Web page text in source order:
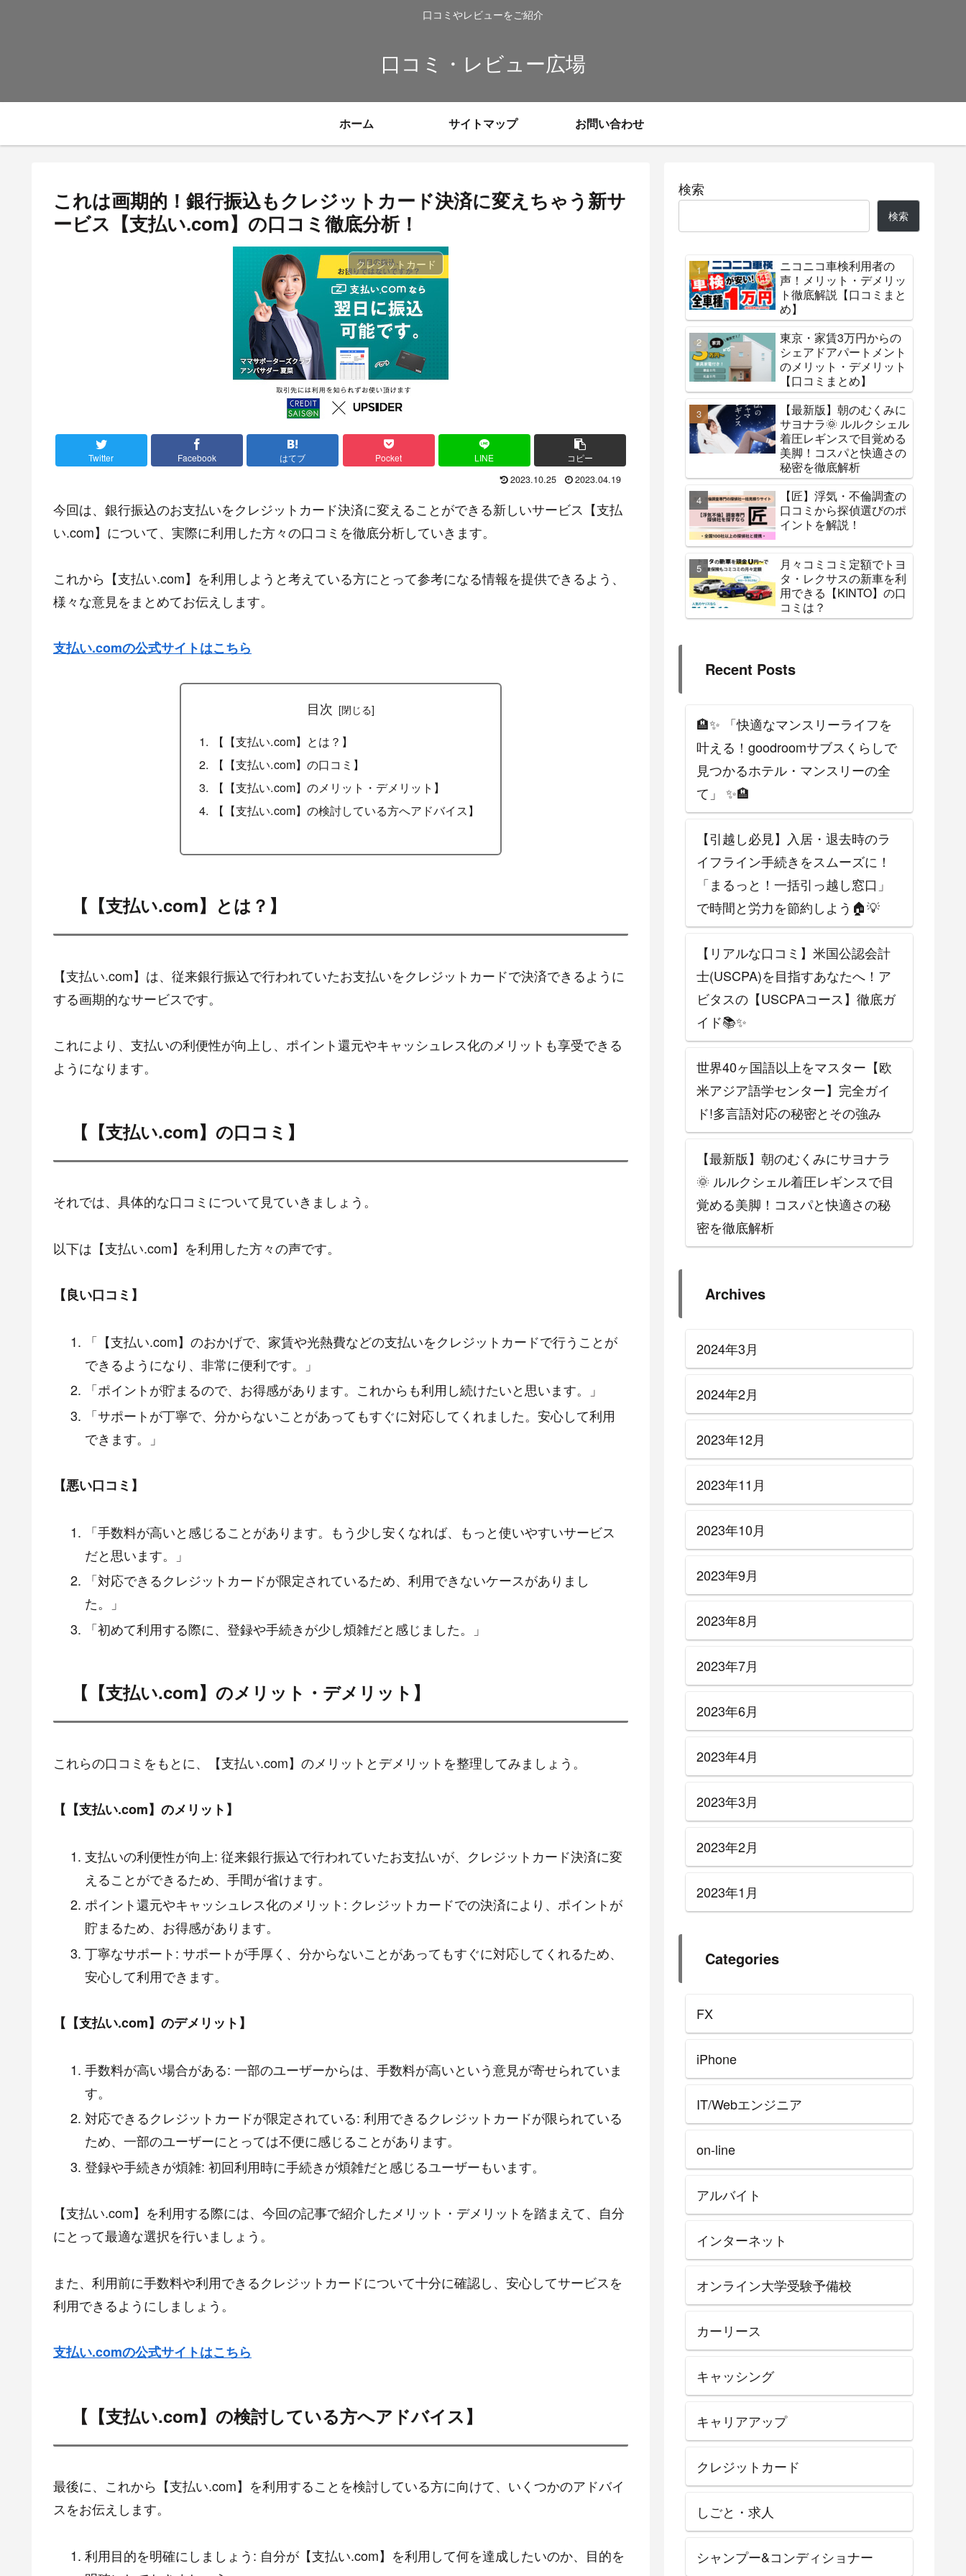
口コミやレビューをご紹介
口コミ・レビュー広場
ホーム サイトマップ お問い合わせ
これは画期的！銀行振込もクレジットカード決済に変えちゃう新サ
ービス【支払い.com】の口コミ徹底分析！
クレジットカード
Twitter Facebook はてブ Pocket LINE コピー
2023.10.25 2023.04.19
今回は、銀行振込のお支払いをクレジットカード決済に変えることができる新しいサービス【支払
い.com】について、実際に利用した方々の口コミを徹底分析していきます。
これから【支払い.com】を利用しようと考えている方にとって参考になる情報を提供できるよう、
様々な意見をまとめてお伝えします。
支払い.comの公式サイトはこちら
目次
【【支払い.com】とは？】
【【支払い.com】の口コミ】
【【支払い.com】のメリット・デメリット】
【【支払い.com】の検討している方へアドバイス】
【【支払い.com】とは？】
【支払い.com】は、従来銀行振込で行われていたお支払いをクレジットカードで決済できるように
する画期的なサービスです。
これにより、支払いの利便性が向上し、ポイント還元やキャッシュレス化のメリットも享受できる
ようになります。
【【支払い.com】の口コミ】
それでは、具体的な口コミについて見ていきましょう。
以下は【支払い.com】を利用した方々の声です。
【良い口コミ】
「【支払い.com】のおかげで、家賃や光熱費などの支払いをクレジットカードで行うことが
できるようになり、非常に便利です。」
「ポイントが貯まるので、お得感があります。これからも利用し続けたいと思います。」
「サポートが丁寧で、分からないことがあってもすぐに対応してくれました。安心して利用
できます。」
【悪い口コミ】
「手数料が高いと感じることがあります。もう少し安くなれば、もっと使いやすいサービス
だと思います。」
「対応できるクレジットカードが限定されているため、利用できないケースがありまし
た。」
「初めて利用する際に、登録や手続きが少し煩雑だと感じました。」
【【支払い.com】のメリット・デメリット】
これらの口コミをもとに、【支払い.com】のメリットとデメリットを整理してみましょう。
【【支払い.com】のメリット】
支払いの利便性が向上: 従来銀行振込で行われていたお支払いが、クレジットカード決済に変
えることができるため、手間が省けます。
ポイント還元やキャッシュレス化のメリット: クレジットカードでの決済により、ポイントが
貯まるため、お得感があります。
丁寧なサポート: サポートが手厚く、分からないことがあってもすぐに対応してくれるため、
安心して利用できます。
【【支払い.com】のデメリット】
手数料が高い場合がある: 一部のユーザーからは、手数料が高いという意見が寄せられていま
す。
対応できるクレジットカードが限定されている: 利用できるクレジットカードが限られている
ため、一部のユーザーにとっては不便に感じることがあります。
登録や手続きが煩雑: 初回利用時に手続きが煩雑だと感じるユーザーもいます。
【支払い.com】を利用する際には、今回の記事で紹介したメリット・デメリットを踏まえて、自分
にとって最適な選択を行いましょう。
また、利用前に手数料や利用できるクレジットカードについて十分に確認し、安心してサービスを
利用できるようにしましょう。
支払い.comの公式サイトはこちら
【【支払い.com】の検討している方へアドバイス】
最後に、これから【支払い.com】を利用することを検討している方に向けて、いくつかのアドバイ
スをお伝えします。
利用目的を明確にしましょう: 自分が【支払い.com】を利用して何を達成したいのか、目的を
検索
検索
ニコニコ車検利用者の
声！メリット・デメリッ
ト徹底解説【口コミまと
め】
東京・家賃3万円からの
シェアドアパートメント
のメリット・デメリット
【口コミまとめ】
【最新版】朝のむくみに
サヨナラ🌞 ルルクシェル
着圧レギンスで目覚める
美脚！コスパと快適さの
秘密を徹底解析
【匠】浮気・不倫調査の
口コミから探偵選びのポ
イントを解説！
月々コミコミ定額でトヨ
タ・レクサスの新車を利
用できる【KINTO】の口
コミは？
Recent Posts
🏨✨ 「快適なマンスリーライフを
叶える！goodroomサブスくらしで
見つかるホテル・マンスリーの全
て」 ✨🏨
【引越し必見】入居・退去時のラ
イフライン手続きをスムーズに！
「まるっと！一括引っ越し窓口」
で時間と労力を節約しよう🏠💡
【リアルな口コミ】米国公認会計
士(USCPA)を目指すあなたへ！ア
ビタスの【USCPAコース】徹底ガ
イド📚✨
世界40ヶ国語以上をマスター【欧
米アジア語学センター】完全ガイ
ド!多言語対応の秘密とその強み
【最新版】朝のむくみにサヨナラ
🌞 ルルクシェル着圧レギンスで目
覚める美脚！コスパと快適さの秘
密を徹底解析
Archives
2024年3月
2024年2月
2023年12月
2023年11月
2023年10月
2023年9月
2023年8月
2023年7月
2023年6月
2023年4月
2023年3月
2023年2月
2023年1月
Categories
FX
iPhone
IT/Webエンジニア
on-line
アルバイト
インターネット
オンライン大学受験予備校
カーリース
キャッシング
キャリアアップ
クレジットカード
しごと・求人
シャンプー&コンディショナー